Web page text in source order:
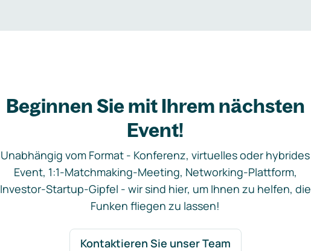
Beginnen Sie mit Ihrem nächsten
Event!
Unabhängig vom Format - Konferenz, virtuelles oder hybrides
Event, 1:1-Matchmaking-Meeting, Networking-Plattform,
Investor-Startup-Gipfel - wir sind hier, um Ihnen zu helfen, die
Funken fliegen zu lassen!
Kontaktieren Sie unser Team